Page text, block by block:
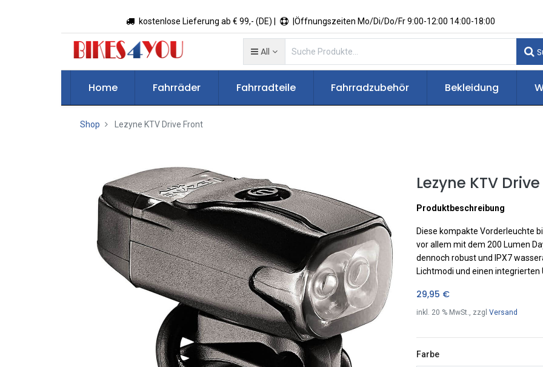
kostenlose Lieferung ab € 99,- (DE) | |Öffnungszeiten Mo/Di/Do/Fr 9:00-12:00 14:00-18:00
All
Home Fahrräder Fahrradteile Fahrradzubehör Bekleidung
Shop Lezyne KTV Drive Front
Lezyne KTV
Produktbeschreibung
Diese kompakte Vorderleuchte
vor allem mit dem 200 Lumen
dennoch robust und IPX7
Lichtmodi und einen integrierten
29,95 €
inkl. 20 % MwSt., zzgl Versand
Farbe